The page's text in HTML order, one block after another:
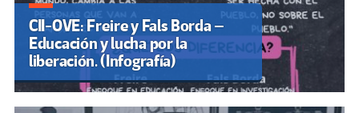
CII-OVE: Freire y Fals Borda –
Educación y lucha por la
liberación. (Infografía)